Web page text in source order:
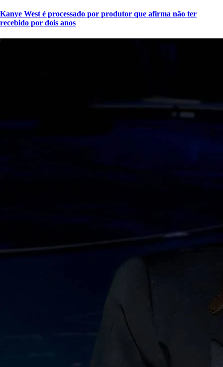
Kanye West é processado por produtor que afirma não ter
recebido por dois anos